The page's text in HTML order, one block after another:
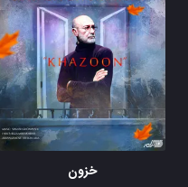
خزون